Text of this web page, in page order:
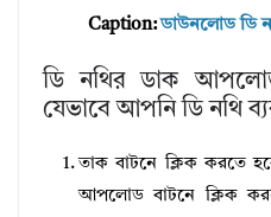
Caption:ডাউনলোড ডি
ডি নথির ডাক
যেভাবে আপনি ডি নথি
তাক বাটনে ক্লিক করতে
আপলোড বাটনে ক্লিক